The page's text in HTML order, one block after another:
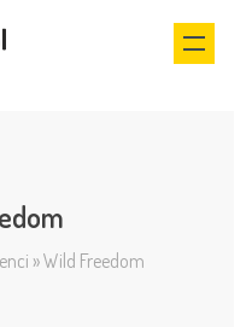
»Wild Freedom